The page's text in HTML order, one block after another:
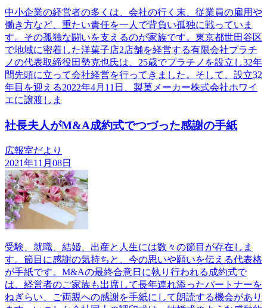
中小企業の経営者の多くは、会社の行く末、従業員の雇用や
働き方など、重たい責任を一人で背負い孤独に戦っていま
す。その孤独な闘いを支えるのが家族です。東京都世田谷区
で地域に密着した洋菓子店2店舗を経営する有限会社プラチ
ノの代表取締役田勢克也氏は、25歳でプラチノを設立し32年
間先頭に立って会社経営を行ってきました。そして、設立32
年目を迎える2022年4月11日、製菓メーカー株式会社ホワイ
エに譲渡しま
社長夫人がM&A成約式でつづった感謝の手紙
広報室だより
2021年11月08日
受験、就職、結婚、出産と人生には数々の節目が存在しま
す。節目に感謝の気持ちと、今の思いや願いを伝える代表格
が手紙です。M&Aの最終合意日に執り行われる成約式で
は、経営者のご家族も出席して長年連れ添ったパートナーを
ねぎらい、ご両親への感謝を手紙にして朗読する機会があり